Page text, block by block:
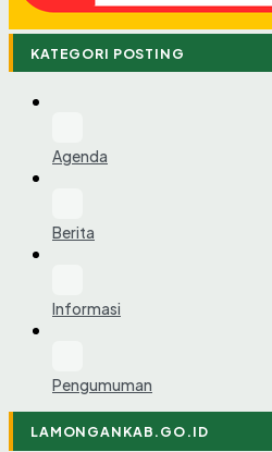
KATEGORI POSTING
Agenda
Berita
Informasi
Pengumuman
LAMONGANKAB.GO.ID